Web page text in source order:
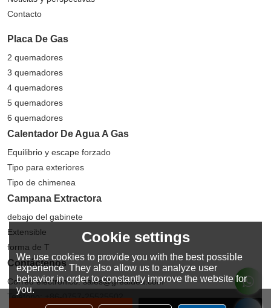
Contacto
Placa De Gas
2 quemadores
3 quemadores
4 quemadores
5 quemadores
6 quemadores
Calentador De Agua A Gas
Equilibrio y escape forzado
Tipo para exteriores
Tipo de chimenea
Campana Extractora
debajo del gabinete
Extensible
forma de T
Contáctenos
Correo electrónico: sales@greaidea.com
Teléfono: +86-0757-25525502
Cookie settings
We use cookies to provide you with the best possible
experience. They also allow us to analyze user
behavior in order to constantly improve the website for
you.